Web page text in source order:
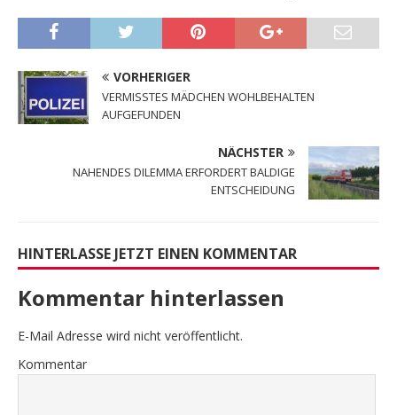
VORHERIGER
VERMISSTES MÄDCHEN WOHLBEHALTEN
AUFGEFUNDEN
NÄCHSTER
NAHENDES DILEMMA ERFORDERT BALDIGE
ENTSCHEIDUNG
HINTERLASSE JETZT EINEN KOMMENTAR
Kommentar hinterlassen
E-Mail Adresse wird nicht veröffentlicht.
Kommentar